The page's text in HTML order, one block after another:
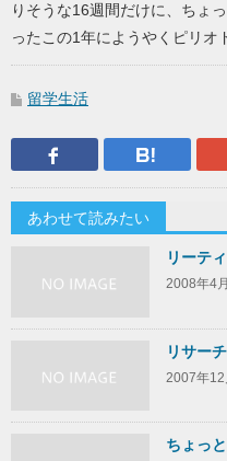
りそうな16週間だけに、ちょ
ったこの1年にようやくピリオ
留学生活
Facebook
あわせて読みたい
リーテ
2008年4
リサー
2007年12
ちょっ